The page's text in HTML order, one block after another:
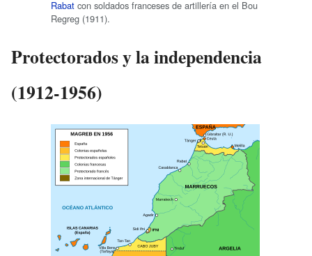
Rabat con soldados franceses de artillería en el Bou
Regreg (1911).
Protectorados y la independencia
(1912-1956)